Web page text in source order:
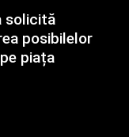
solicită
posibilelor
piața